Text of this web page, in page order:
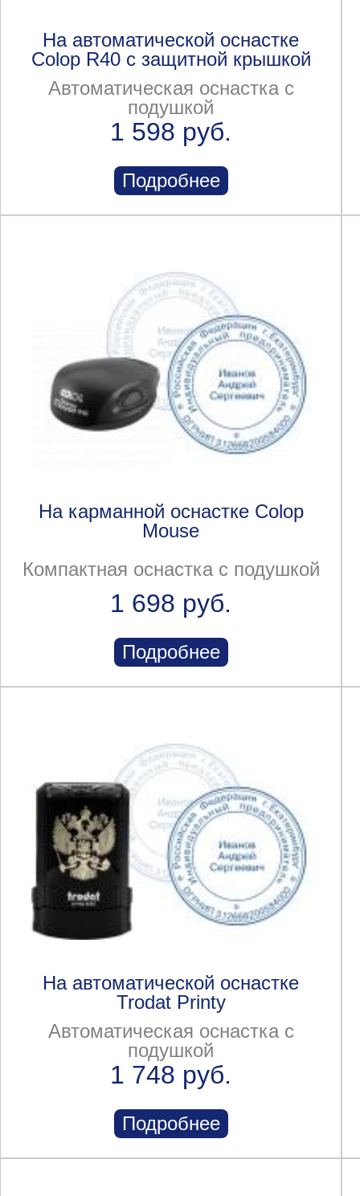
На автоматической оснастке
Colop R40 с защитной крышкой
Автоматическая оснастка с
подушкой
1 598 руб.
Подробнее
На карманной оснастке Colop
Mouse
Компактная оснастка с подушкой
1 698 руб.
Подробнее
На автоматической оснастке
Trodat Printy
Автоматическая оснастка с
подушкой
1 748 руб.
Подробнее